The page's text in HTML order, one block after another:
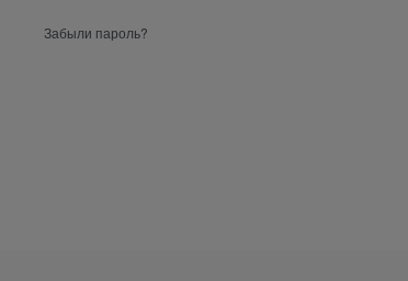
Забыли пароль?